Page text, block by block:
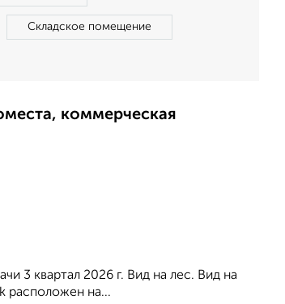
Складское помещение
коммерческая
3 квартал 2026 г. Вид на лес. Вид на
расположен на...